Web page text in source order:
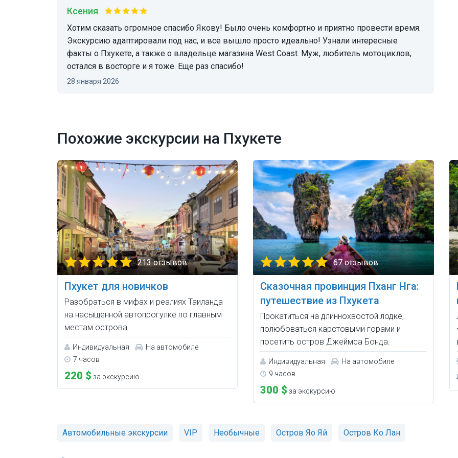
Ксения
Хотим сказать огромное спасибо Якову! Было очень комфортно и приятно провести время.
Экскурсию адаптировали под нас, и все вышло просто идеально! Узнали интересные
факты о Пхукете, а также о владельце магазина West Coast. Муж, любитель мотоциклов,
остался в восторге и я тоже. Еще раз спасибо!
28 января 2026
Похожие экскурсии на Пхукете
213 отзывов
Пхукет для новичков
Разобраться в мифах и реалиях Таиланда
на насыщенной автопрогулке по главным
местам острова.
Индивидуальная
На автомобиле
7 часов
220 $ за экскурсию
67 отзывов
Сказочная провинция Пханг Нга:
путешествие из Пхукета
Прокатиться на длиннохвостой лодке,
полюбоваться карстовыми горами и
посетить остров Джеймса Бонда.
Индивидуальная
На автомобиле
9 часов
300 $ за экскурсию
Автомобильные экскурсии VIP Необычные Остров Яо Яй Остров Ко Лан